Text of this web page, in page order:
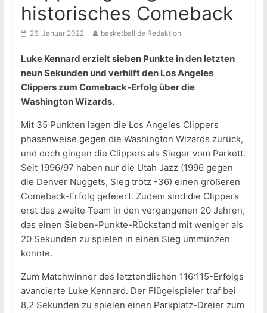
historisches Comeback
26. Januar 2022 basketball.de Redaktion
Luke Kennard erzielt sieben Punkte in den letzten
neun Sekunden und verhilft den Los Angeles
Clippers zum Comeback-Erfolg über die
Washington Wizards.
Mit 35 Punkten lagen die Los Angeles Clippers
phasenweise gegen die Washington Wizards zurück,
und doch gingen die Clippers als Sieger vom Parkett.
Seit 1996/97 haben nur die Utah Jazz (1996 gegen
die Denver Nuggets, Sieg trotz -36) einen größeren
Comeback-Erfolg gefeiert. Zudem sind die Clippers
erst das zweite Team in den vergangenen 20 Jahren,
das einen Sieben-Punkte-Rückstand mit weniger als
20 Sekunden zu spielen in einen Sieg ummünzen
konnte.
Zum Matchwinner des letztendlichen 116:115-Erfolgs
avancierte Luke Kennard. Der Flügelspieler traf bei
8,2 Sekunden zu spielen einen Parkplatz-Dreier zum